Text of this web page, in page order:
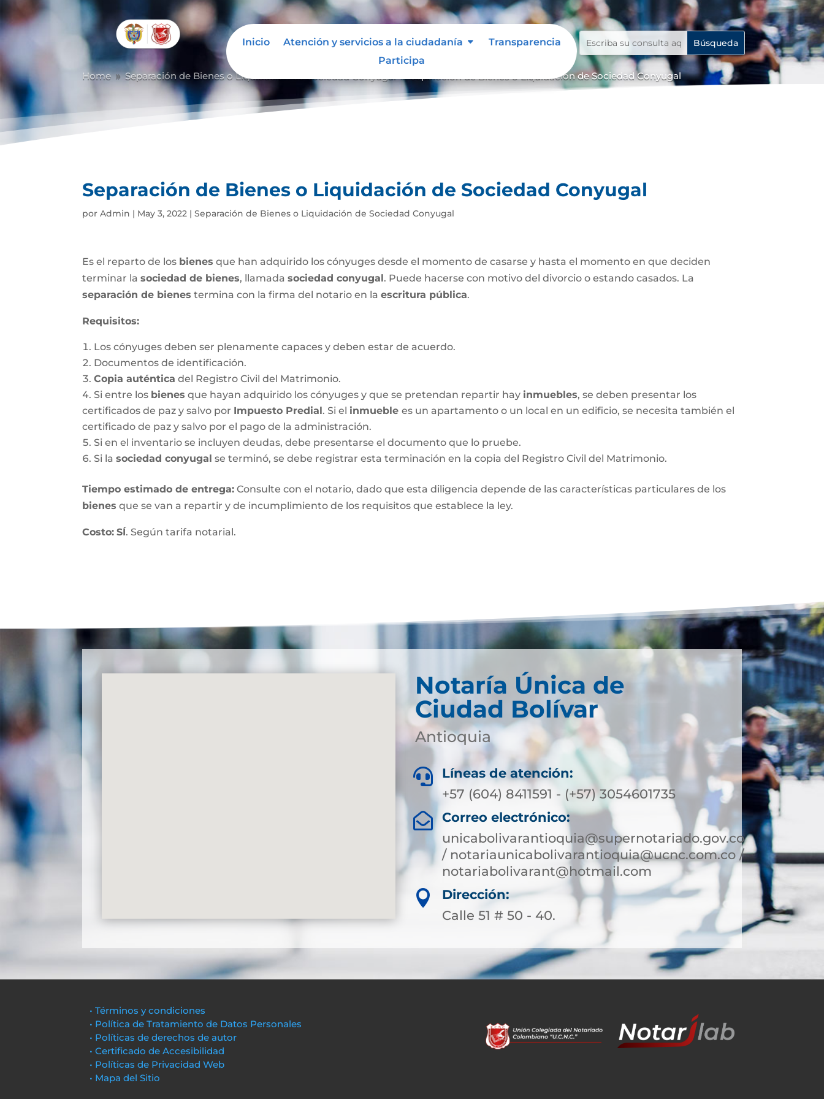
Inicio Atención y servicios a la ciudadanía
Transparencia
Participa
Home 9 Separación de Bienes o Liquidación de Sociedad Conyugal Separación de Bienes o Liquidación de Sociedad Conyugal
Separación de Bienes o Liquidación de Sociedad Conyugal
porAdmin | May 3, 2022 |Separación de Bienes o Liquidación de Sociedad Conyugal
Es el reparto de los bienes que han adquirido los cónyuges desde el momento de casarse y hasta el momento en que deciden
terminar lasociedad de bienes, llamadasociedad conyugal. Puede hacerse con motivo del divorcio o estando casados. La
separación de bienes termina con la firma del notario en laescritura pública.
Requisitos:
Los cónyuges deben ser plenamente capaces y deben estar de acuerdo.
Documentos de identificación.
Copia auténtica del Registro Civil del Matrimonio.
Si entre los bienes que hayan adquirido los cónyuges y que se pretendan repartir hay inmuebles, se deben presentar los
certificados de paz y salvo por Impuesto Predial. Si el inmueblees un apartamento o un local en un edificio, se necesita también el
certificado de paz y salvo por el pago de la administración.
Si en el inventario se incluyen deudas, debe presentarse el documento que lo pruebe.
Si lasociedad conyugal se terminó, se debe registrar esta terminación en la copia del Registro Civil del Matrimonio.
Tiempo estimado de entrega: Consulte con el notario, dado que esta diligencia depende de las características particulares de los
bienes que se van a repartir y de incumplimiento de los requisitos que establece la ley.
Costo: SÍ. Según tarifa notarial.
Notaría Única de
Ciudad Bolívar
Antioquia

Líneas de atención:
+57 (604) 8411591 - (+57) 3054601735

Correo electrónico:
unicabolivarantioquia@supernotariado.gov.co
/ notariaunicabolivarantioquia@ucnc.com.co /
notariabolivarant@hotmail.com

Dirección:
Calle 51 # 50 - 40.
• Términos y condiciones
• Política de Tratamiento de Datos Personales
• Políticas de derechos de autor
• Certificado de Accesibilidad
• Políticas de Privacidad Web
• Mapa del Sitio